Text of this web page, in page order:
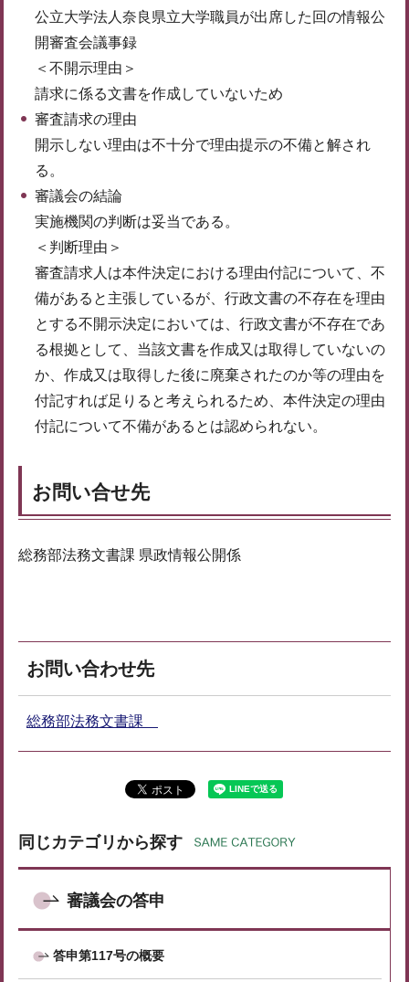
公立大学法人奈良県立大学職員が出席した回の情報公
開審査会議事録
＜不開示理由＞
請求に係る文書を作成していないため
審査請求の理由
開示しない理由は不十分で理由提示の不備と解され
る。
審議会の結論
実施機関の判断は妥当である。
＜判断理由＞
審査請求人は本件決定における理由付記について、不
備があると主張しているが、行政文書の不存在を理由
とする不開示決定においては、行政文書が不存在であ
る根拠として、当該文書を作成又は取得していないの
か、作成又は取得した後に廃棄されたのか等の理由を
付記すれば足りると考えられるため、本件決定の理由
付記について不備があるとは認められない。
お問い合せ先
総務部法務文書課 県政情報公開係
お問い合わせ先
総務部法務文書課
同じカテゴリから探す
審議会の答申
答申第117号の概要